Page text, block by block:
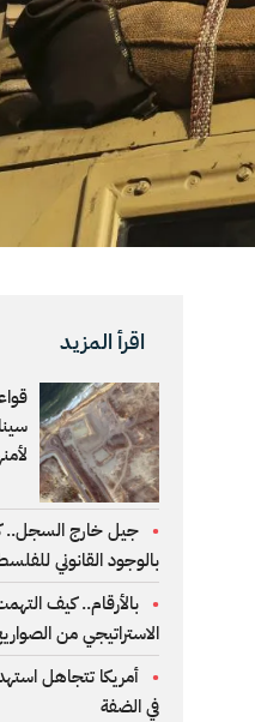
اقرأ المزيد
جيل خارج السجل..
بالوجود القانوني
بالأرقام.. كيف
الاستراتيجي من
أمريكا تتجاهل
في الضفة